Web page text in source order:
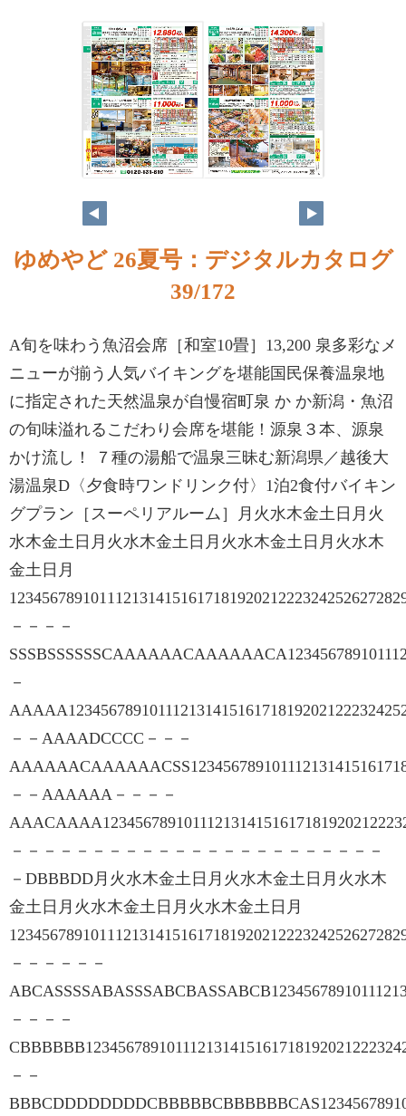
ゆめやど 26夏号：デジタルカタログ
39/172
A旬を味わう魚沼会席［和室10畳］13,200 泉多彩なメ
ニューが揃う人気バイキングを堪能国民保養温泉地
に指定された天然温泉が自慢宿町泉 か か新潟・魚沼
の旬味溢れるこだわり会席を堪能！源泉３本、源泉
かけ流し！ ７種の湯船で温泉三昧む新潟県／越後大
湯温泉D〈夕食時ワンドリンク付〉1泊2食付バイキン
グプラン［スーペリアルーム］月火水木金土日月火
水木金土日月火水木金土日月火水木金土日月火水木
金土日月
－－－－
－
－－AAAADCCCC－－－
－－AAAAAA－－－－
－－－－－－－－－－－－－－－－－－－－－－－
－DBBBDD月火水木金土日月火水木金土日月火水木
金土日月火水木金土日月火水木金土日月
－－－－－－
－－－－
－－